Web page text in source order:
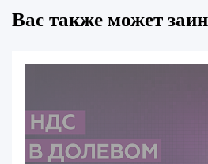
Вас также может